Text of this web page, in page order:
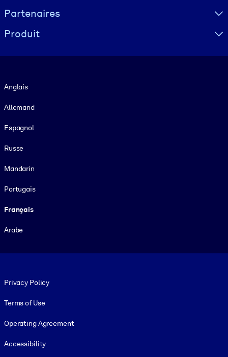
Partenaires
Produit
Anglais
Allemand
Espagnol
Russe
Mandarin
Portugais
Français
Arabe
Privacy Policy
Terms of Use
Operating Agreement
Accessibility